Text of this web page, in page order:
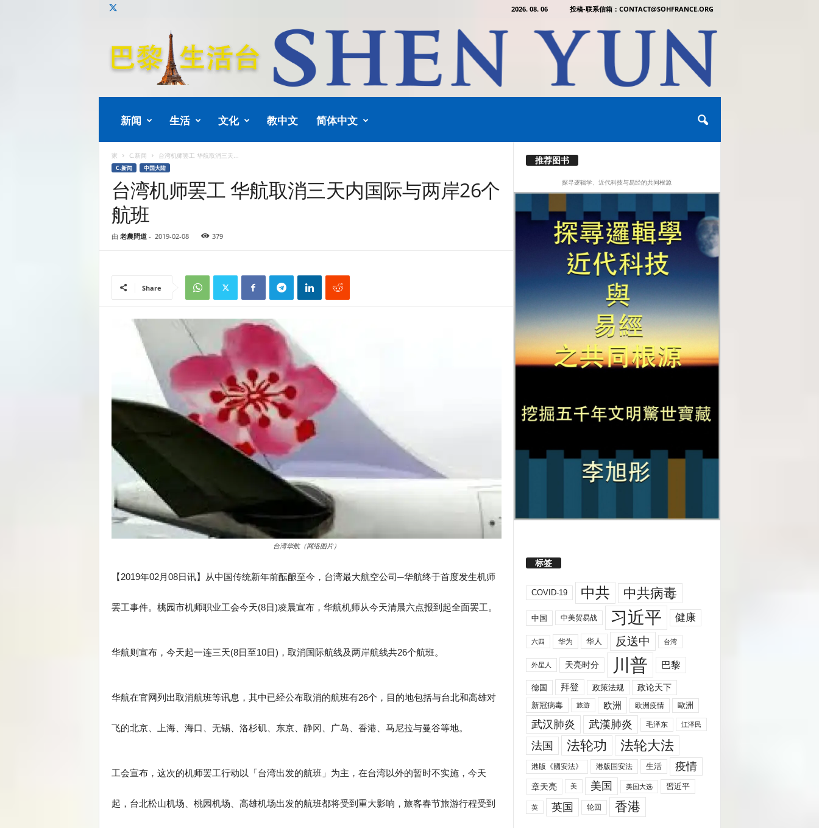
2026. 08. 06 投稿-联系信箱：CONTACT@SOHFRANCE.ORG
新闻 生活 文化 教中文 简体中文
家 C.新闻 台湾机师罢工 华航取消三天...
C.新闻 中国大陆
台湾机师罢工 华航取消三天内国际与两岸26个
航班
由 老農問道- 2019-02-08 379
Share
台湾华航（网络图片）
【2019年02月08日讯】从中国传统新年前酝酿至今，台湾最大航空公司─华航终于首度发生机师
罢工事件。桃园市机师职业工会今天(8日)凌晨宣布，华航机师从今天清晨六点报到起全面罢工。
华航则宣布，今天起一连三天(8日至10日)，取消国际航线及两岸航线共26个航班。
华航在官网列出取消航班等讯息，其中已经公布取消的航班有26个，目的地包括与台北和高雄对
飞的北京、上海、海口、无锡、洛杉矶、东京、静冈、广岛、香港、马尼拉与曼谷等地。
工会宣布，这次的机师罢工行动以「台湾出发的航班」为主，在台湾以外的暂时不实施，今天
起，台北松山机场、桃园机场、高雄机场出发的航班都将受到重大影响，旅客春节旅游行程受到
推荐图书
探寻逻辑学、近代科技与易经的共同根源
标签
COVID-19 中共 中共病毒
中国 中美贸易战 习近平 健康
六四 华为 华人 反送中 台湾
外星人 天亮时分 川普 巴黎
德国 拜登 政策法规
政论天下
新冠病毒
旅游 欧洲 欧洲疫情 歐洲
武汉肺炎 武漢肺炎 毛泽东 江泽民
法国 法轮功 法轮大法
港版《國安法》 港版国安法 生活 疫情
章天亮 美 美国 美国大选 習近平
英 英国 轮回 香港